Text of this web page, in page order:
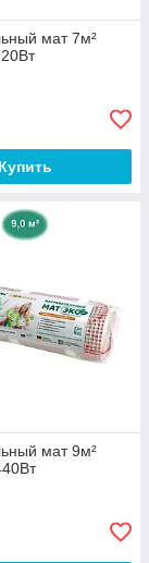
мат 7м²
Купить
мат 9м²